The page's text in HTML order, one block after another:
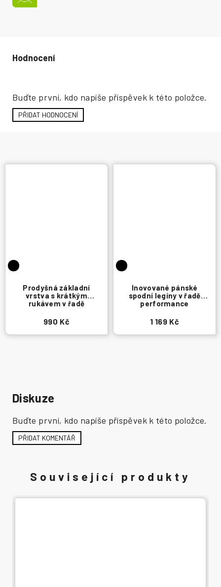
Prodyšná základní
vrstva s krátkým
rukávem v řadě
990 Kč
Inovované pánské
spodní legíny v řadě
performance
1 169 Kč
Buďte první, kdo napíše příspěvek k této položce.
PŘIDAT HODNOCENÍ
Diskuze
Buďte první, kdo napíše příspěvek k této položce.
PŘIDAT KOMENTÁŘ